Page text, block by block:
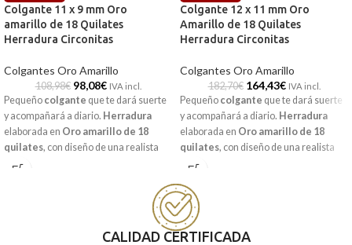
Colgante 11 x 9 mm Oro
amarillo de 18 Quilates
Herradura Circonitas
Colgantes Oro Amarillo
108,98€ 98,08€ IVA incl.
Pequeño colgante que te dará suerte
y acompañará a diario. Herradura
elaborada en Oro amarillo de 18
quilates, con diseño de una realista
forma, que va acompañada por
detalle. Pieza en elegante terminación
Colgante 12 x 11 mm Oro
Amarillo de 18 Quilates
Herradura Circonitas
Colgantes Oro Amarillo
182,70€ 164,43€ IVA incl.
Pequeño colgante que te dará suerte
y acompañará a diario. Herradura
elaborada en Oro amarillo de 18
quilates, con diseño de una realista
forma, que va acompañada por
detalle. Pieza en elegante terminación
brillo que no hará que pase
desapercibida.
CALIDAD CERTIFICADA